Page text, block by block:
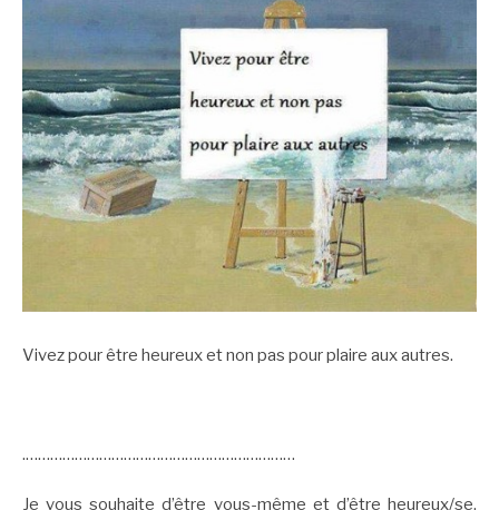
Vivez pour être heureux et non pas pour plaire aux autres.
.…………………………………………………………
Je vous souhaite d’être vous-même et d’être heureux/se.